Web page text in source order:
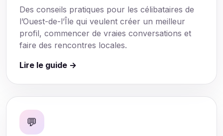
Des conseils pratiques pour les célibataires de
l’Ouest-de-l’Île qui veulent créer un meilleur
profil, commencer de vraies conversations et
faire des rencontres locales.
Lire le guide →
💬